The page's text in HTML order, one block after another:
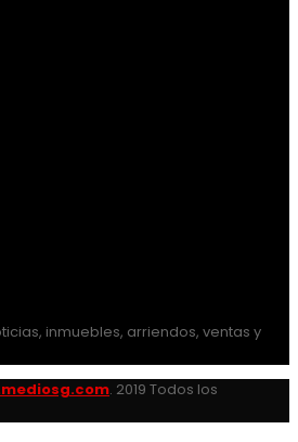
inmuebles, arriendos, ventas y
. 2019 Todos los